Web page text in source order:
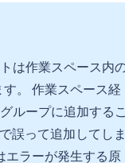
は作業スペース内
。 作業スペース経
ループに追加する
誤って追加してし
エラーが発生する原